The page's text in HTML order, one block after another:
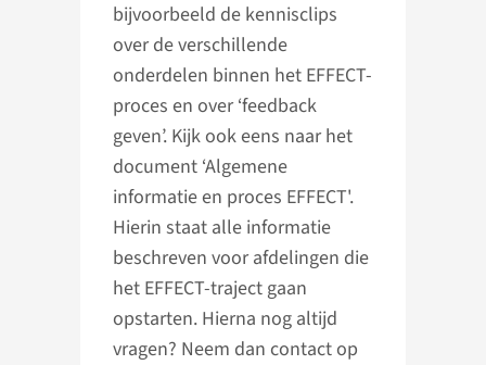
bijvoorbeeld de kennisclips
over de verschillende
onderdelen binnen het EFFECT-
proces en over ‘feedback
geven’. Kijk ook eens naar het
document ‘Algemene
informatie en proces EFFECT'.
Hierin staat alle informatie
beschreven voor afdelingen die
het EFFECT-traject gaan
opstarten. Hierna nog altijd
vragen? Neem dan contact op